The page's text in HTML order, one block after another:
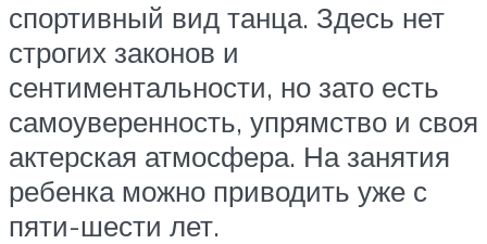
спортивный вид танца. Здесь нет
строгих законов и
сентиментальности, но зато есть
самоуверенность, упрямство и своя
актерская атмосфера. На занятия
ребенка можно приводить уже с
пяти-шести лет.